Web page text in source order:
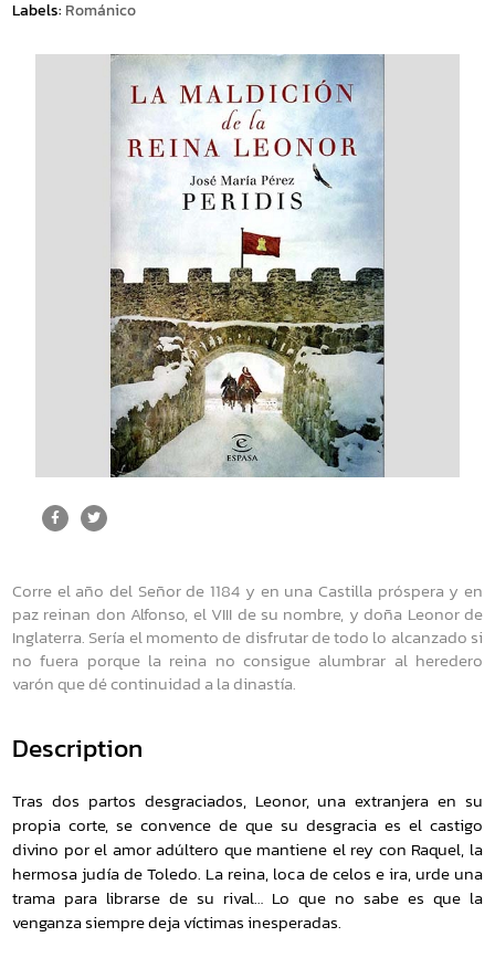
Labels: Románico
Corre el año del Señor de 1184 y en una Castilla próspera y en
paz reinan don Alfonso, el VIII de su nombre, y doña Leonor de
Inglaterra. Sería el momento de disfrutar de todo lo alcanzado si
no fuera porque la reina no consigue alumbrar al heredero
varón que dé continuidad a la dinastía.
Description
Tras dos partos desgraciados, Leonor, una extranjera en su
propia corte, se convence de que su desgracia es el castigo
divino por el amor adúltero que mantiene el rey con Raquel, la
hermosa judía de Toledo. La reina, loca de celos e ira, urde una
trama para librarse de su rival… Lo que no sabe es que la
venganza siempre deja víctimas inesperadas.